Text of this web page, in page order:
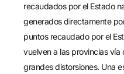
recaudados por el Estado
generados directamente
puntos recaudado por el
vuelven a las provincias
grandes distorsiones. Una